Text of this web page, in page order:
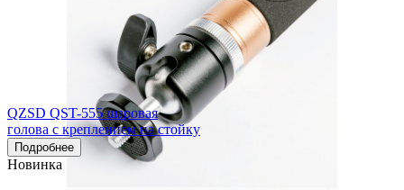
QZSD QST-555 шаровая
голова с креплением на стойку
Подробнее
Новинка